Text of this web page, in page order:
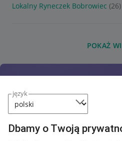
język
Dbamy o Twoją
Lokalny Ryneczek Bobrowiec (26)
POKAŻ